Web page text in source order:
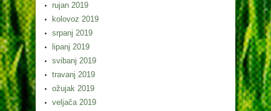
rujan 2019
kolovoz 2019
srpanj 2019
lipanj 2019
svibanj 2019
travanj 2019
ožujak 2019
veljača 2019